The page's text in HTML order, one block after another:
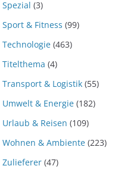
Spezial (3)
Sport & Fitness (99)
Technologie (463)
Titelthema (4)
Transport & Logistik (55)
Umwelt & Energie (182)
Urlaub & Reisen (109)
Wohnen & Ambiente (223)
Zulieferer (47)